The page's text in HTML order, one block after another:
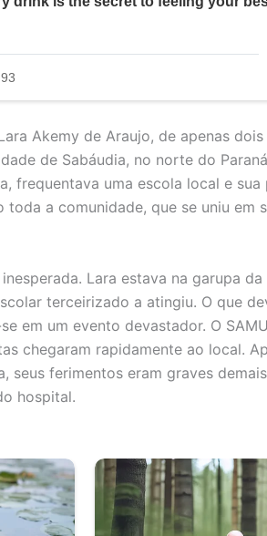
Akemy de Araujo, de apenas dois
de Sabáudia, no norte do
frequentava uma escola local e
toda a comunidade, que se uniu em
Lara estava na garupa
terceirizado a atingiu. O que
em um evento devastador. O
chegaram rapidamente ao local.
seus ferimentos eram graves
hospital.